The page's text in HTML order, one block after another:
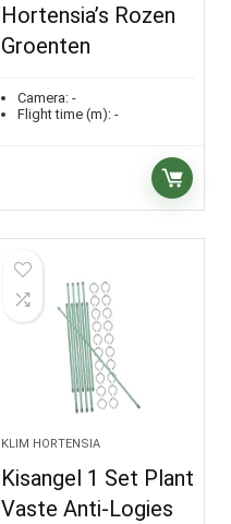
Hortensia’s Rozen
Groenten
Camera: -
Flight time (m): -
KLIM HORTENSIA
Kisangel 1 Set Plant
Vaste Anti-Logies